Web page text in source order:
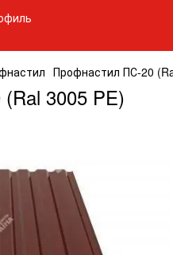
Профнастил ПС-20
3005 PE)